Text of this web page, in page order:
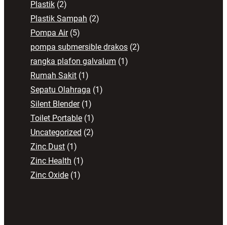
Plastik (2)
Plastik Sampah (2)
Pompa Air(5)
pompa submersible drakos (2)
rangka plafon galvalum (1)
Rumah Sakit (1)
Sepatu Olahraga (1)
Silent Blender(1)
Toilet Portable (1)
Uncategorized (2)
Zinc Dust (1)
Zinc Health (1)
Zinc Oxide (1)